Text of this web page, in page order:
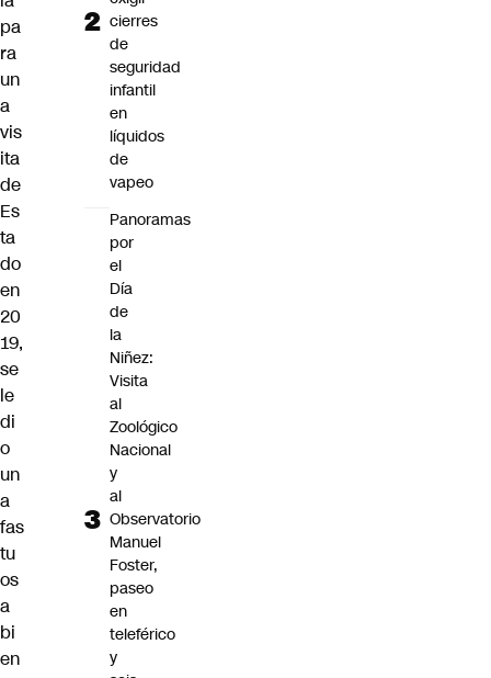
pa
ra
un
a
vis
ita
de
Es
ta
do
en
20
19,
se
le
di
o
un
a
fas
tu
os
a
bi
en
cierres
de
seguridad
infantil
en
líquidos
de
vapeo
Panoramas
por
el
Día
de
la
Niñez:
Visita
al
Zoológico
Nacional
y
al
Observatorio
Manuel
Foster,
paseo
en
teleférico
y